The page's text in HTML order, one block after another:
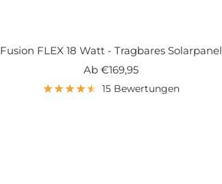
Fusion FLEX 18 Watt - Tragbares Solarpanel
Angebotspreis
Ab €169,95
15 Bewertungen